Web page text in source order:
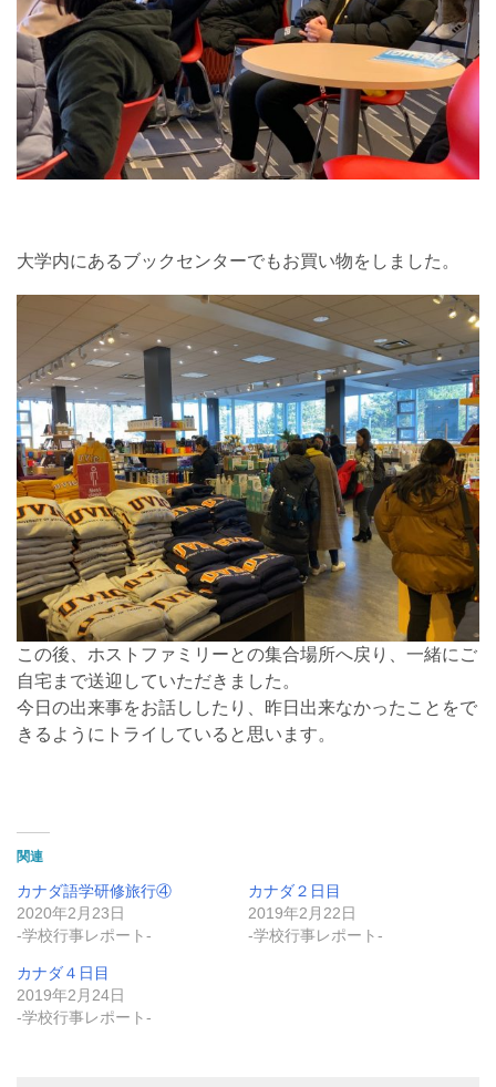
大学内にあるブックセンターでもお買い物をしました。
この後、ホストファミリーとの集合場所へ戻り、一緒にご
自宅まで送迎していただきました。
今日の出来事をお話ししたり、昨日出来なかったことをで
きるようにトライしていると思います。
関連
カナダ語学研修旅行④
2020年2月23日
-学校行事レポート-
カナダ２日目
2019年2月22日
-学校行事レポート-
カナダ４日目
2019年2月24日
-学校行事レポート-